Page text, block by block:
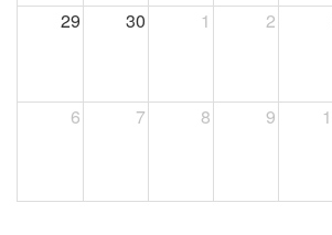
29 30 1 2
6 7 8 9